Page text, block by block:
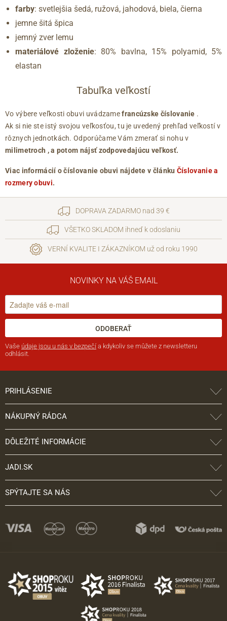
farby: svetlejšia šedá, ružová, jahodová, biela, čierna
jemne šitá špica
jemný zver lemu
materiálové zloženie: 80% bavlna, 15% polyamid, 5%
elastan
Tabuľka veľkostí
Vo výbere veľkosti obuvi uvádzamefrancúzske číslovanie .
Ak si nie ste istý svojou veľkosťou, tu je uvedený prehľad veľkostí v
rôznych jednotkách. Odporúčame Vám zmerať si nohu v
milimetroch , a potom nájsť zodpovedajúcu veľkosť.
Viac informácií o číslovanie obuvi nájdete v článku Číslovanie a
rozmery obuvi.
DOPRAVA ZADARMO nad 39 €
VŠETKO SKLADOM ihneď k odoslaniu
VERNÍ KVALITE I ZÁKAZNÍKOM už od roku 1990
NOVINKY NA VÁŠ EMAIL
ODOBERAŤ
Vaše údaje jsou u nás v bezpečí a kdykoliv se můžete z newsletteru
odhlásit.
PRIHLÁSENIE
NÁKUPNÝ RÁDCA
DÔLEŽITÉ INFORMÁCIE
JADI.SK
SPÝTAJTE SA NÁS